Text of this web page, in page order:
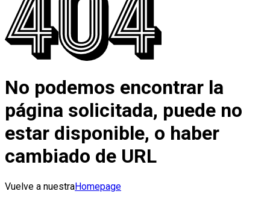
No podemos encontrar la
página solicitada, puede no
estar disponible, o haber
cambiado de URL
Vuelve a nuestraHomepage